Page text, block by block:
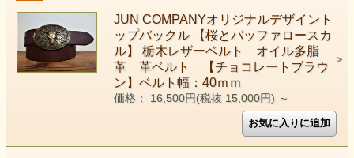
JUN COMPANYオリジナルデザイント
ップバックル 【桜とバッファロースカ
ル】 栃木レザーベルト オイル多脂
革 革ベルト 【チョコレートブラウ
ン】ベルト幅：40ｍｍ
価格： 16,500円(税抜 15,000円) ～